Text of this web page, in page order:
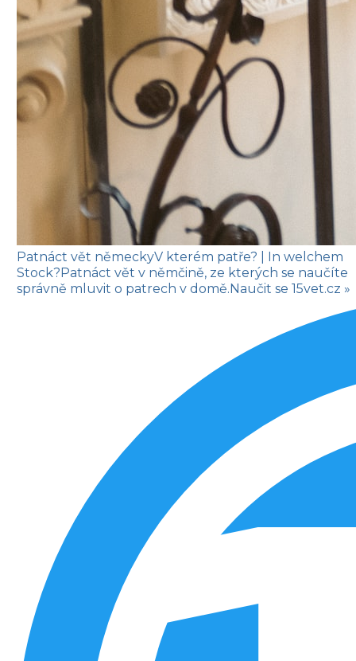
Patnáct vět německyV kterém patře?
| In welchem
Stock?Patnáct vět v němčině, ze kterých se naučíte
správně mluvit o patrech v domě.Naučit se 15vet.cz »